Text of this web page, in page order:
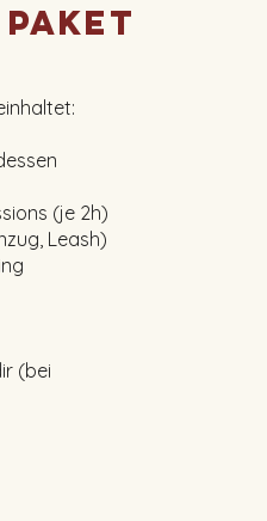
Paket
(je 2h)
Leash)
(bei